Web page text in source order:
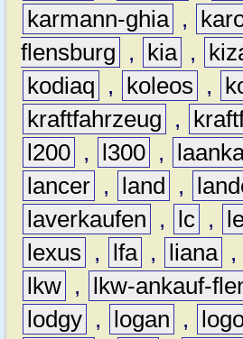
karmann-ghia ,
flensburg
, kia ,
kodiaq
, koleos ,
kraftfahrzeug
,
l200 , l300 ,
lancer , land ,
laverkaufen
, lc ,
lexus
, lfa , liana ,
lkw , lkw-ankauf-
lodgy , logan ,